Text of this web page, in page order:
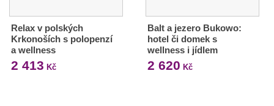
Relax v polských
Krkonoších s polopenzí
a wellness
2 413 Kč
Balt a jezero Bukowo:
hotel či domek s
wellness i jídlem
2 620 Kč